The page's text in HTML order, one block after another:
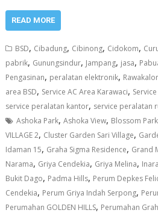
READ MORE
BSD, Cibadung, Cibinong, Cidokom,
pabrik, Gunungsindur, Jampang, jasa,
Pengasinan, peralatan elektronik,
area BSD, Service AC Area Karawaci,
service peralatan kantor, service peralatan
Ashoka Park,Ashoka View, Blossom
VILLAGE 2, Cluster Garden Sari Village,
Idaman 15, Graha Sigma Residence, Grand
Narama, Griya Cendekia, Griya Melina,
Bukit Dago, Padma Hills, Perum Depkes
Cendekia, Perum Griya Indah Serpong,
Perumahan GOLDEN HILLS, Perumahan